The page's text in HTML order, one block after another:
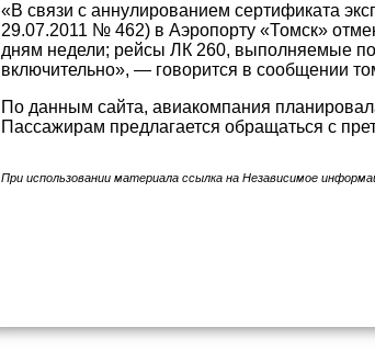
«В связи с аннулированием сертификата
29.07.2011 № 462) в Аэропорту «Томск»
дням недели; рейсы ЛК 260, выполняемые
включительно», — говорится в сообщении
По данным сайта, авиакомпания
Пассажирам предлагается обращаться с
При использовании материала ссылка на Независимое